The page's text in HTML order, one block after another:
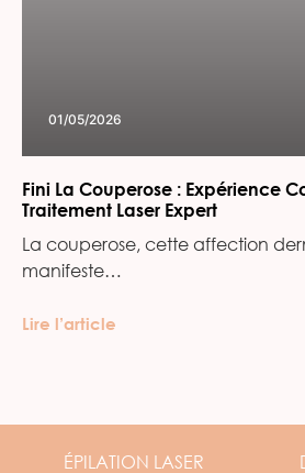
01/05/2026
Fini La Couperose : Expérience
Traitement Laser Expert
La couperose, cette affection
manifeste…
Lire l’article
ÉPILATION LASER